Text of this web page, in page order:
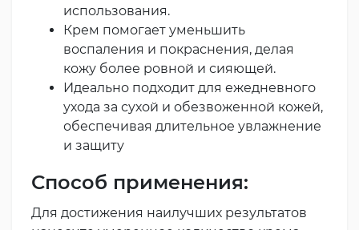
использования.
Крем помогает уменьшить
воспаления и покраснения, делая
кожу более ровной и сияющей.
Идеально подходит для ежедневного
ухода за сухой и обезвоженной кожей,
обеспечивая длительное увлажнение
и защиту
Способ применения:
Для достижения наилучших результатов